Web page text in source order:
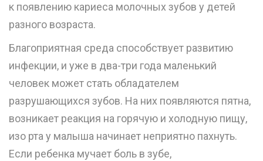
к появлению кариеса молочных зубов у детей
разного возраста.
Благоприятная среда способствует развитию
инфекции, и уже в два-три года маленький
человек может стать обладателем
разрушающихся зубов. На них появляются пятна,
возникает реакция на горячую и холодную пищу,
изо рта у малыша начинает неприятно пахнуть.
Если ребенка мучает боль в зубе,